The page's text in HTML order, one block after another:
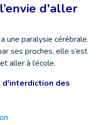
d'aller
une paralysie cérébrale.
ses proches, elle s’est
aller à l’école.